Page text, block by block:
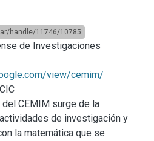
handle/11746/10785
de Investigaciones
view/cemim/
del CEMIM surge de la
de investigación y
la matemática que se